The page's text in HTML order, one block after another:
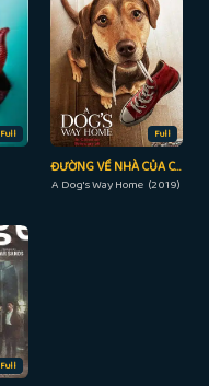
Full Full
ĐƯỜNG VỀ NHÀ CỦA CÚN CON
A Dog's Way Home (2019)
Full